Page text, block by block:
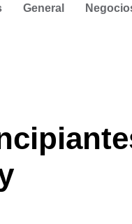
General